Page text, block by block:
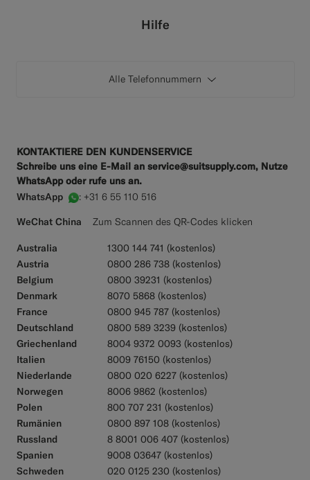
Smokinghosen nach Maß
Hilfe
Alle Telefonnummern
KONTAKTIERE DEN KUNDENSERVICE
Schreibe uns eine E-Mail an service@suitsupply.com, Nutze
WhatsApp oder rufe uns an.
WhatsApp
: +31 6 55 110 516
WeChat China
Zum Scannen des QR-Codes klicken
Australia
1300 144 741 (kostenlos)
Austria
0800 286 738 (kostenlos)
Belgium
0800 39231 (kostenlos)
Denmark
8070 5868 (kostenlos)
France
0800 945 787 (kostenlos)
Deutschland
0800 589 3239 (kostenlos)
Griechenland
8004 9372 0093 (kostenlos)
Italien
8009 76150 (kostenlos)
Niederlande
0800 020 6227 (kostenlos)
Norwegen
8006 9862 (kostenlos)
Polen
800 707 231 (kostenlos)
Rumänien
0800 897 108 (kostenlos)
Russland
8 8001 006 407 (kostenlos)
Spanien
9008 03647 (kostenlos)
Schweden
020 0125 230 (kostenlos)